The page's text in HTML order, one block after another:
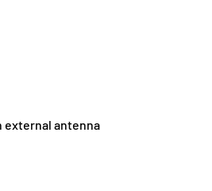
external antenna